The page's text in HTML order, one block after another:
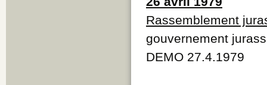
Rassemblement
gouvernement
DEMO 27.4.1979